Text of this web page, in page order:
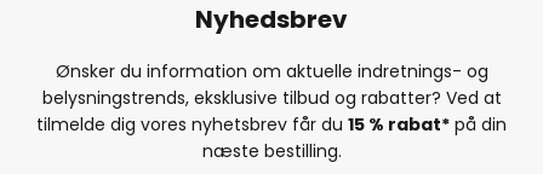
Nyhedsbrev
Ønsker du information om aktuelle indretnings- og
belysningstrends, eksklusive tilbud og rabatter? Ved at
tilmelde dig vores nyhetsbrev får du 15 % rabat* på din
næste bestilling.